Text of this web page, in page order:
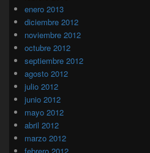
enero 2013
diciembre 2012
noviembre 2012
octubre 2012
septiembre 2012
agosto 2012
julio 2012
junio 2012
mayo 2012
abril 2012
marzo 2012